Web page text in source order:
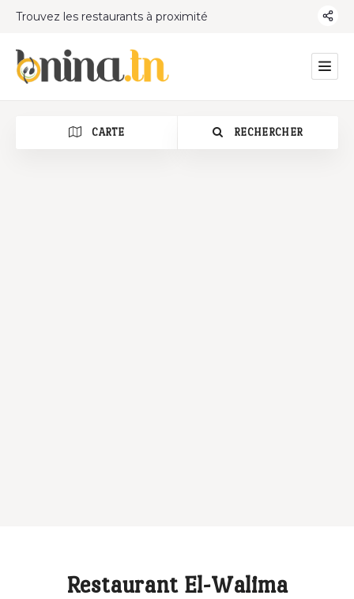
Trouvez les restaurants à proximité
CARTE RECHERCHER
Restaurant El-Walima